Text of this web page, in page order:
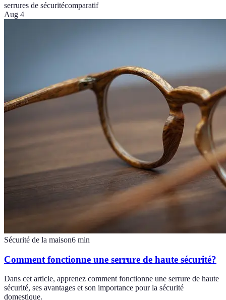
serrures de sécuritécomparatif
Aug 4
Sécurité de la maison6 min
Comment fonctionne une serrure de haute sécurité?
Dans cet article, apprenez comment fonctionne une serrure de haute
sécurité, ses avantages et son importance pour la sécurité
domestique.